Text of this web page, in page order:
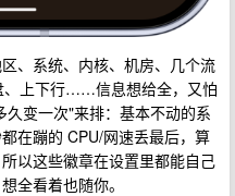
、系统、内核、机房、几个流
、上下行……信息想给全，又怕
变一次"来排：基本不动的系
在蹦的 CPU/网速丢最后，算
以这些徽章在设置里都能自己
全看着也随你。